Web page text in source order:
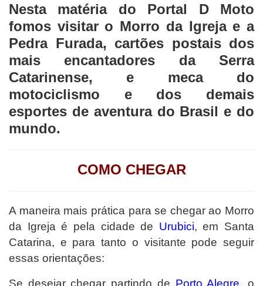
Nesta matéria do Portal D Moto
fomos visitar o Morro da Igreja e a
Pedra Furada, cartões postais dos
mais encantadores da Serra
Catarinense, e meca do
motociclismo e dos demais
esportes de aventura do Brasil e do
mundo.
COMO CHEGAR
A maneira mais prática para se chegar ao Morro
da Igreja é pela cidade de Urubici, em Santa
Catarina, e para tanto o visitante pode seguir
essas orientações:
Se desejar chegar partindo de Porto Alegre, o